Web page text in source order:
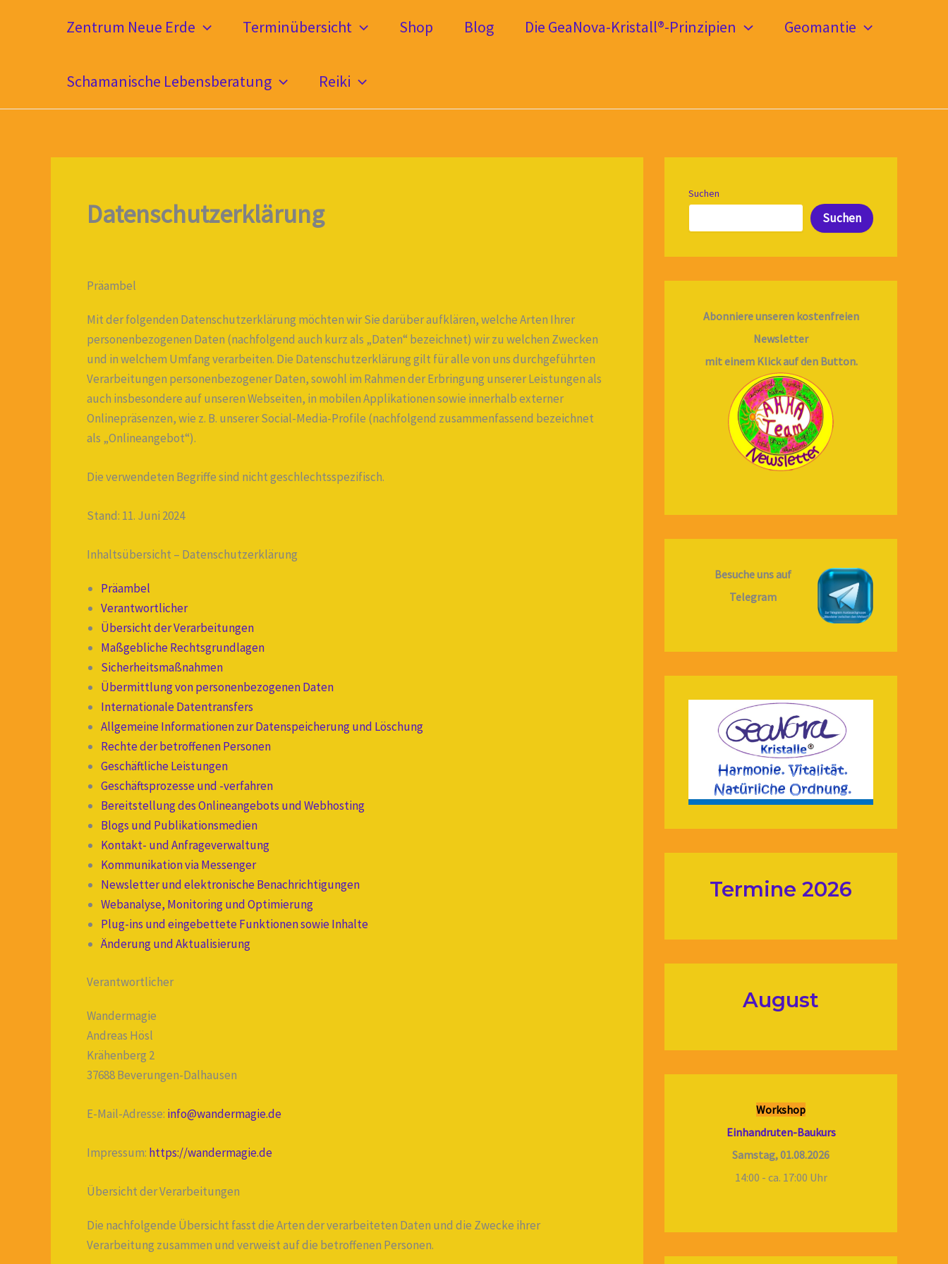
Zentrum Neue Erde Terminübersicht Shop Blog Die GeaNova-Kristall®-Prinzipien Geomantie
Schamanische Lebensberatung Reiki
Datenschutzerklärung
Präambel
Mit der folgenden Datenschutzerklärung möchten wir Sie darüber aufklären, welche Arten Ihrer
personenbezogenen Daten (nachfolgend auch kurz als „Daten“ bezeichnet) wir zu welchen Zwecken
und in welchem Umfang verarbeiten. Die Datenschutzerklärung gilt für alle von uns durchgeführten
Verarbeitungen personenbezogener Daten, sowohl im Rahmen der Erbringung unserer Leistungen als
auch insbesondere auf unseren Webseiten, in mobilen Applikationen sowie innerhalb externer
Onlinepräsenzen, wie z. B. unserer Social-Media-Profile (nachfolgend zusammenfassend bezeichnet
als „Onlineangebot“).
Die verwendeten Begriffe sind nicht geschlechtsspezifisch.
Stand: 11. Juni 2024
Inhaltsübersicht – Datenschutzerklärung
Präambel
Verantwortlicher
Übersicht der Verarbeitungen
Maßgebliche Rechtsgrundlagen
Sicherheitsmaßnahmen
Übermittlung von personenbezogenen Daten
Internationale Datentransfers
Allgemeine Informationen zur Datenspeicherung und Löschung
Rechte der betroffenen Personen
Geschäftliche Leistungen
Geschäftsprozesse und -verfahren
Bereitstellung des Onlineangebots und Webhosting
Blogs und Publikationsmedien
Kontakt- und Anfrageverwaltung
Kommunikation via Messenger
Newsletter und elektronische Benachrichtigungen
Webanalyse, Monitoring und Optimierung
Plug-ins und eingebettete Funktionen sowie Inhalte
Änderung und Aktualisierung
Verantwortlicher
Wandermagie
Andreas Hösl
Krähenberg 2
37688 Beverungen-Dalhausen
E-Mail-Adresse: info@wandermagie.de
Impressum: https://wandermagie.de
Übersicht der Verarbeitungen
Die nachfolgende Übersicht fasst die Arten der verarbeiteten Daten und die Zwecke ihrer
Verarbeitung zusammen und verweist auf die betroffenen Personen.
Suchen
Suchen
Abonniere unseren kostenfreien
Newsletter
mit einem Klick auf den Button.
Besuche uns auf
Telegram
Termine 2026
August
Workshop
Einhandruten-Baukurs
Samstag, 01.08.2026
14:00 - ca. 17:00 Uhr